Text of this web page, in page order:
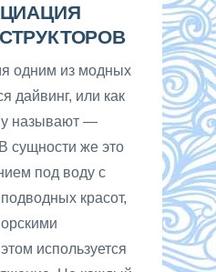
одним из модных
дайвинг, или как
называют —
сущности же это
под воду с
красот,
используется